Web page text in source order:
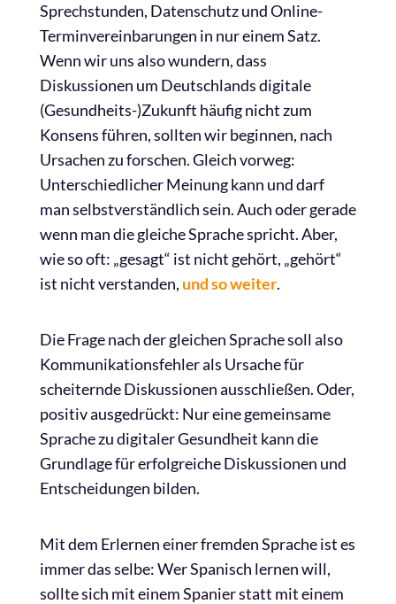
Sprechstunden, Datenschutz und Online-
Terminvereinbarungen in nur einem Satz.
Wenn wir uns also wundern, dass
Diskussionen um Deutschlands digitale
(Gesundheits-)Zukunft häufig nicht zum
Konsens führen, sollten wir beginnen, nach
Ursachen zu forschen. Gleich vorweg:
Unterschiedlicher Meinung kann und darf
man selbstverständlich sein. Auch oder gerade
wenn man die gleiche Sprache spricht. Aber,
wie so oft: „gesagt“ ist nicht gehört, „gehört“
ist nicht verstanden, und so weiter.
Die Frage nach der gleichen Sprache soll also
Kommunikationsfehler als Ursache für
scheiternde Diskussionen ausschließen. Oder,
positiv ausgedrückt: Nur eine gemeinsame
Sprache zu digitaler Gesundheit kann die
Grundlage für erfolgreiche Diskussionen und
Entscheidungen bilden.
Mit dem Erlernen einer fremden Sprache ist es
immer das selbe: Wer Spanisch lernen will,
sollte sich mit einem Spanier statt mit einem